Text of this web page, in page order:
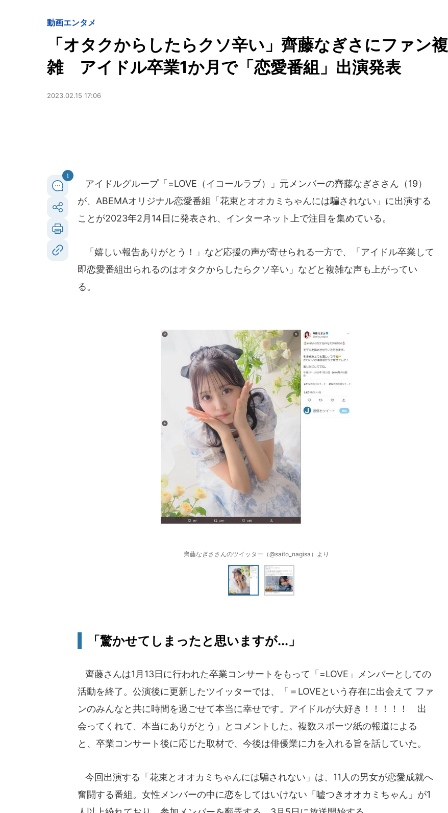
動画エンタメ
「オタクからしたらクソ辛い」齊藤なぎさにファン複
雑 アイドル卒業1か月で「恋愛番組」出演発表
2023.02.15 17:06
1
アイドルグループ「=LOVE（イコールラブ）」元メンバーの齊藤なぎささん（19）
が、ABEMAオリジナル恋愛番組「花束とオオカミちゃんには騙されない」に出演する
ことが2023年2月14日に発表され、インターネット上で注目を集めている。
「嬉しい報告ありがとう！」など応援の声が寄せられる一方で、「アイドル卒業して
即恋愛番組出られるのはオタクからしたらクソ辛い」などと複雑な声も上がってい
る。
齊藤なぎささんのツイッター（@saito_nagisa）より
「驚かせてしまったと思いますが...」
齊藤さんは1月13日に行われた卒業コンサートをもって「=LOVE」メンバーとしての
活動を終了。公演後に更新したツイッターでは、「＝LOVEという存在に出会えて ファ
ンのみんなと共に時間を過ごせて本当に幸せです。アイドルが大好き！！！！！ 出
会ってくれて、本当にありがとう」とコメントした。複数スポーツ紙の報道による
と、卒業コンサート後に応じた取材で、今後は俳優業に力を入れる旨を話していた。
今回出演する「花束とオオカミちゃんには騙されない」は、11人の男女が恋愛成就へ
奮闘する番組。女性メンバーの中に恋をしてはいけない「嘘つきオオカミちゃん」が1